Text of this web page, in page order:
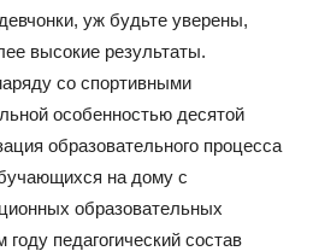
уж будьте уверены,
высокие результаты.
со спортивными
особенностью десятой
образовательного процесса
на дому с
образовательных
педагогический состав